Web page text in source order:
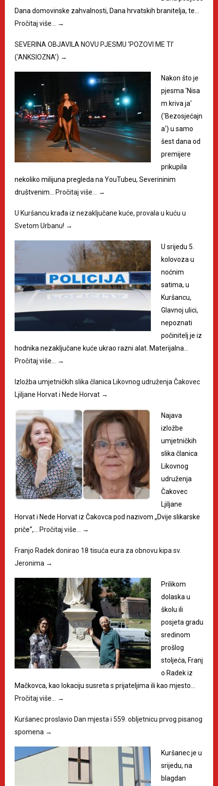
Dana domovinske zahvalnosti, Dana hrvatskih branitelja, te…
Pročitaj više…
→
SEVERINA OBJAVILA NOVU PJESMU ‘POZOVI ME TI’
(‘ANKSIOZNA’) →
Nakon što je
pjesma 'Nisa
m kriva ja'
('Bezosjećajn
a') u samo
šest dana od
premijere
prikupila
nekoliko milijuna pregleda na YouTubeu, Severininim
društvenim…
Pročitaj više… →
U Kuršancu krađa iz nezaključane kuće, provala u kuću u
Svetom Urbanu! →
U srijedu 5.
kolovoza u
noćnim
satima, u
Kuršancu,
Glavnoj ulici,
nepoznati
počinitelj je iz
hodnika nezaključane kuće ukrao razni alat. Materijalna…
Pročitaj više…
→
Izložba umjetničkih slika članica Likovnog udruženja Čakovec
Ljiljane Horvat i Nede Horvat →
Najava
izložbe
umjetničkih
slika članica
Likovnog
udruženja
Čakovec
Ljiljane
Horvat i Nede Horvat iz Čakovca pod nazivom „Dvije slikarske
priče“,…
Pročitaj više… →
Franjo Radek donirao 18 tisuća eura za obnovu kipa sv.
Jeronima →
Prilikom
dolaska u
školu ili
posjeta gradu
sredinom
prošlog
stoljeća, Franj
o Radek iz
Mačkovca, kao lokaciju susreta s prijateljima ili kao mjesto…
Pročitaj više…
→
Kuršanec proslavio Dan mjesta i 559. obljetnicu prvog pisanog
spomena →
Kuršanec je u
srijedu, na
blagdan